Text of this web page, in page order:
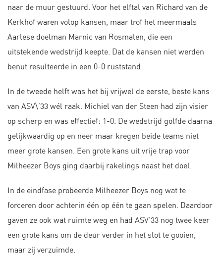
naar de muur gestuurd. Voor het elftal van Richard van de
Kerkhof waren volop kansen, maar trof het meermaals
Aarlese doelman Marnic van Rosmalen, die een
uitstekende wedstrijd keepte. Dat de kansen niet werden
benut resulteerde in een 0-0 ruststand.
In de tweede helft was het bij vrijwel de eerste, beste kans
van ASV\’33 wél raak. Michiel van der Steen had zijn visier
op scherp en was effectief: 1-0. De wedstrijd golfde daarna
gelijkwaardig op en neer maar kregen beide teams niet
meer grote kansen. Een grote kans uit vrije trap voor
Milheezer Boys ging daarbij rakelings naast het doel.
In de eindfase probeerde Milheezer Boys nog wat te
forceren door achterin één op één te gaan spelen. Daardoor
gaven ze ook wat ruimte weg en had ASV’33 nog twee keer
een grote kans om de deur verder in het slot te gooien,
maar zij verzuimde.